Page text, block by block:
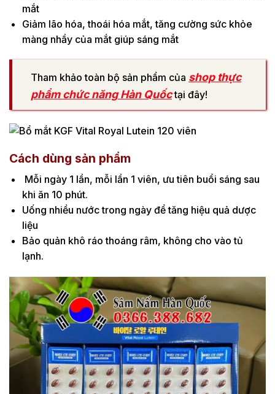
mắt
Giảm lão hóa, thoái hóa mắt, tăng cường sức khỏe
màng nhầy của mắt giúp sáng mắt
Tham khảo toàn bộ sản phẩm của shop thực
phẩm chức năng Hàn Quốctại đây!
Cách dùng sản phẩm
Mỗi ngày 1 lần, mỗi lần 1 viên, ưu tiên buổi sáng sau
khi ăn 10 phút.
Uống nhiều nước trong ngày để tăng hiệu quả dược
liệu
Bảo quản khô ráo thoáng râm, không cho vào tủ
lạnh.